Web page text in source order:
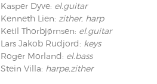
Kasper Dyve: el.guitar
Kenneth Lien: zither, harp
Ketil Thorbjørnsen: el.guitar
Lars Jakob Rudjord: keys
Roger Morland: el.bass
Stein Villa: harpe,zither